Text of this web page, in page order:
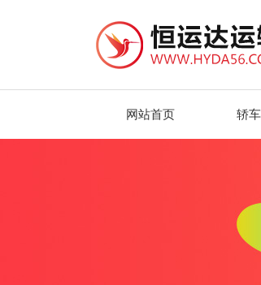
网站首页 轿